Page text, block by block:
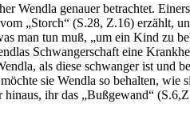
Wendla genauer betrachtet.
„Storch“ (S.28, Z.16) erzählt,
man tun muß, „um ein Kind zu
Schwangerschaft eine
als diese schwanger ist
sie Wendla so behalten,
ihr das „Bußgewand“